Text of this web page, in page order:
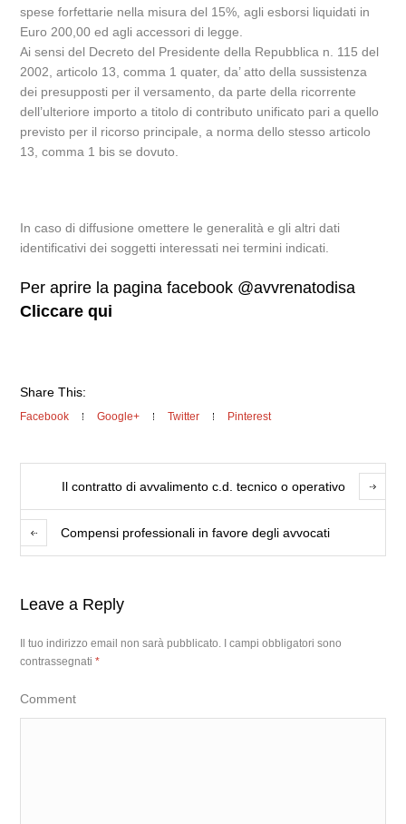
spese forfettarie nella misura del 15%, agli esborsi liquidati in
Euro 200,00 ed agli accessori di legge.
Ai sensi del Decreto del Presidente della Repubblica n. 115 del
2002, articolo 13, comma 1 quater, da’ atto della sussistenza
dei presupposti per il versamento, da parte della ricorrente
dell’ulteriore importo a titolo di contributo unificato pari a quello
previsto per il ricorso principale, a norma dello stesso articolo
13, comma 1 bis se dovuto.
In caso di diffusione omettere le generalità e gli altri dati
identificativi dei soggetti interessati nei termini indicati.
Per aprire la pagina facebook @avvrenatodisa
Cliccare qui
Share This:
Facebook Google+ Twitter Pinterest
Il contratto di avvalimento c.d. tecnico o operativo
Compensi professionali in favore degli avvocati
Leave a Reply
Il tuo indirizzo email non sarà pubblicato.
I campi obbligatori sono
contrassegnati*
Comment